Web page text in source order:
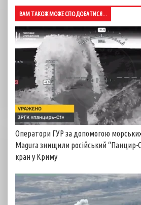
ВАМ ТАКОЖ МОЖЕ СПОДОБАТИСЯ...
Оператори ГУР за допомогою
Magura знищили російський “Панцир-
кран у Криму